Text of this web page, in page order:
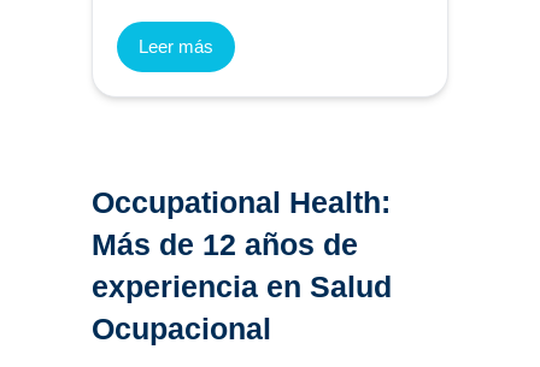
Leer más
Occupational Health:
Más de 12 años de
experiencia en Salud
Ocupacional